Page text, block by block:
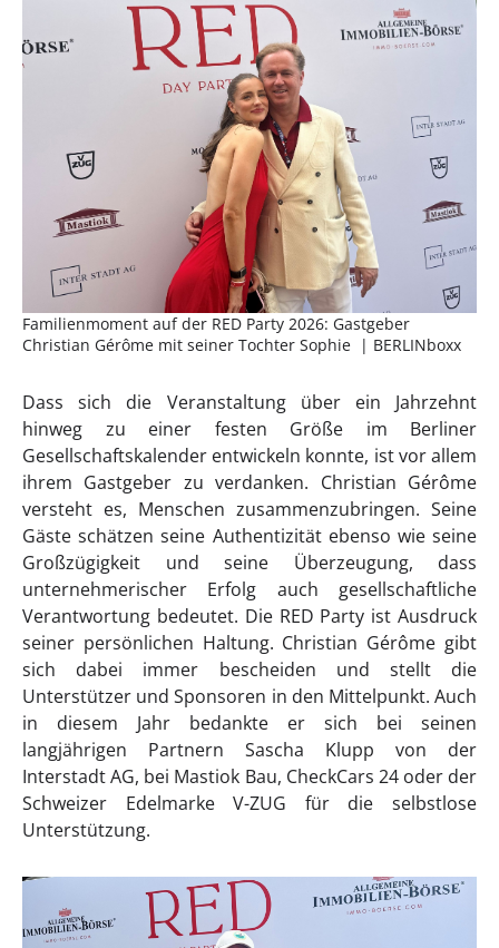
Familienmoment auf der RED Party 2026: Gastgeber
Christian Gérôme mit seiner Tochter Sophie | BERLINboxx
Dass sich die Veranstaltung über ein Jahrzehnt
hinweg zu einer festen Größe im Berliner
Gesellschaftskalender entwickeln konnte, ist vor allem
ihrem Gastgeber zu verdanken. Christian Gérôme
versteht es, Menschen zusammenzubringen. Seine
Gäste schätzen seine Authentizität ebenso wie seine
Großzügigkeit und seine Überzeugung, dass
unternehmerischer Erfolg auch gesellschaftliche
Verantwortung bedeutet. Die RED Party ist Ausdruck
seiner persönlichen Haltung. Christian Gérôme gibt
sich dabei immer bescheiden und stellt die
Unterstützer und Sponsoren in den Mittelpunkt. Auch
in diesem Jahr bedankte er sich bei seinen
langjährigen Partnern Sascha Klupp von der
Interstadt AG, bei Mastiok Bau, CheckCars 24 oder der
Schweizer Edelmarke V-ZUG für die selbstlose
Unterstützung.